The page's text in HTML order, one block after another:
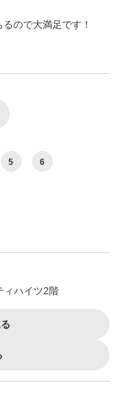
ので大満足です！
5 6
ィハイツ2階